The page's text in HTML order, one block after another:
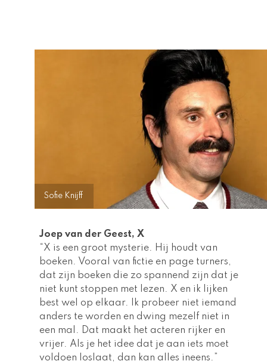
Joep van der Geest, X
“X is een groot mysterie. Hij houdt van
boeken. Vooral van fictie en page turners,
dat zijn boeken die zo spannend zijn dat je
niet kunt stoppen met lezen. X en ik lijken
best wel op elkaar. Ik probeer niet iemand
anders te worden en dwing mezelf niet in
een mal. Dat maakt het acteren rijker en
vrijer. Als je het idee dat je aan iets moet
voldoen loslaat, dan kan alles ineens.”
Sofie Knijff